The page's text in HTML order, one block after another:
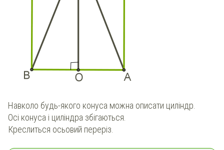
Навколо будь-якого конуса можна описати циліндр.
Осі конуса і циліндра збігаються.
Креслиться осьовий переріз.